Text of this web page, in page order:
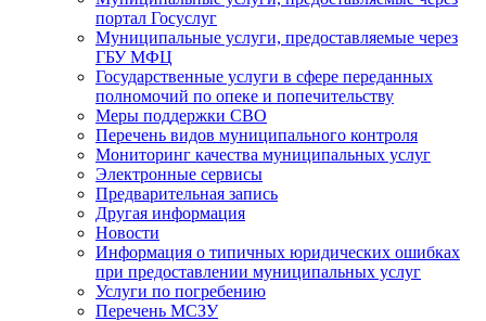
портал Госуслуг
Муниципальные услуги, предоставляемые через
ГБУ МФЦ
Государственные услуги в сфере переданных
полномочий по опеке и попечительству
Меры поддержки СВО
Перечень видов муниципального контроля
Мониторинг качества муниципальных услуг
Электронные сервисы
Предварительная запись
Другая информация
Новости
Информация о типичных юридических ошибках
при предоставлении муниципальных услуг
Услуги по погребению
Перечень МСЗУ